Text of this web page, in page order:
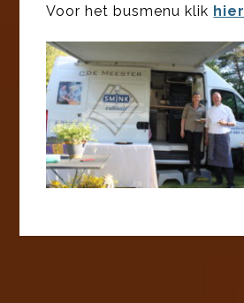
Voor het busmenu klik hier